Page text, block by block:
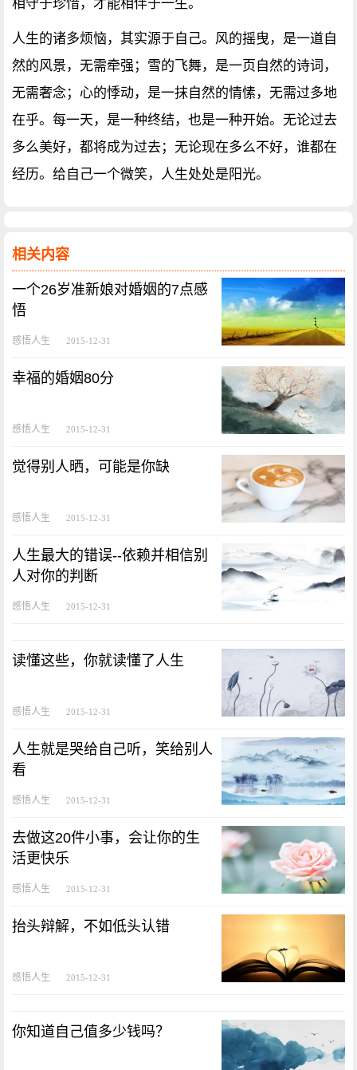
相守于珍惜，才能相伴于一生。
人生的诸多烦恼，其实源于自己。风的摇曳，是一道自
然的风景，无需牵强；雪的飞舞，是一页自然的诗词，
无需奢念；心的悸动，是一抹自然的情愫，无需过多地
在乎。每一天，是一种终结，也是一种开始。无论过去
多么美好，都将成为过去；无论现在多么不好，谁都在
经历。给自己一个微笑，人生处处是阳光。
相关内容
一个26岁准新娘对婚姻的7点感
悟
感悟人生 2015-12-31
幸福的婚姻80分
感悟人生 2015-12-31
觉得别人晒，可能是你缺
感悟人生 2015-12-31
人生最大的错误--依赖并相信别
人对你的判断
感悟人生 2015-12-31
读懂这些，你就读懂了人生
感悟人生 2015-12-31
人生就是哭给自己听，笑给别人
看
感悟人生 2015-12-31
去做这20件小事，会让你的生
活更快乐
感悟人生 2015-12-31
抬头辩解，不如低头认错
感悟人生 2015-12-31
你知道自己值多少钱吗？